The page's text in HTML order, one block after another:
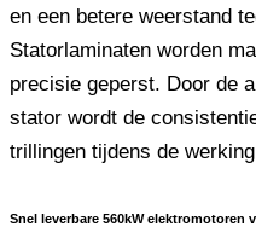
en een betere weerstand
Statorlaminaten worden
precisie geperst. Door de
stator wordt de
trillingen tijdens de
Snel leverbare 560kW elektromotoren